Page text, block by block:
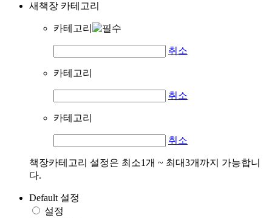
새책장 카테고리
카테고리
취소
카테고리
취소
카테고리
취소
책장카테고리 설정은 최소1개 ~ 최대3개까지 가능합니
다.
Default 설정
설정